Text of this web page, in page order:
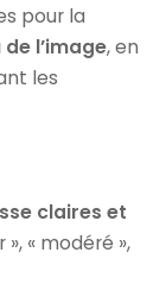
pour la
l’image, en
les
claires et
« modéré »,